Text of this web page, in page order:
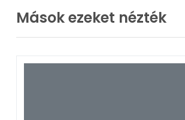
Mások ezeket nézték